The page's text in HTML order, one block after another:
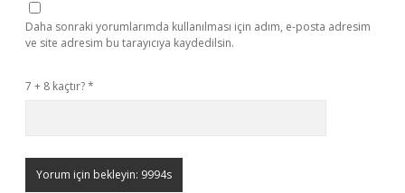
Daha sonraki yorumlarımda kullanılması için adım, e-posta adresim
ve site adresim bu tarayıcıya kaydedilsin.
7 + 8 kaçtır?*